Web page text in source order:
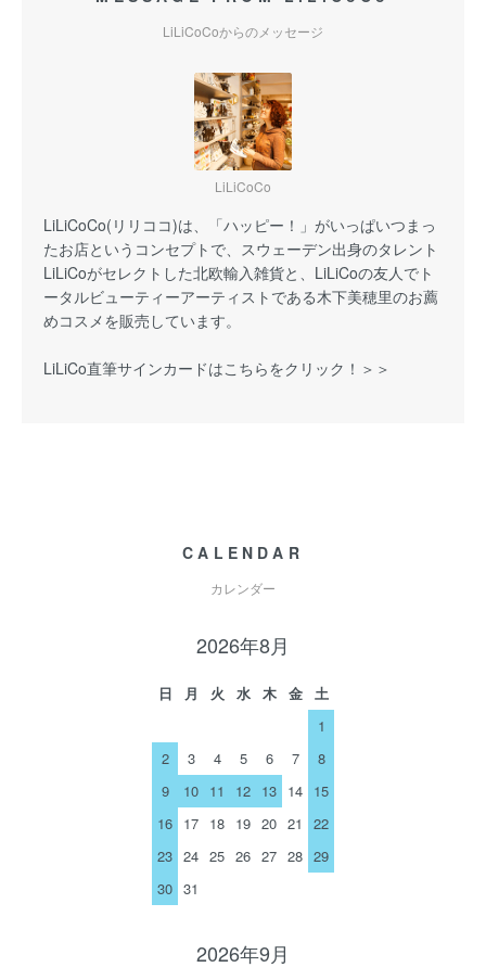
LiLiCoCoからのメッセージ
LiLiCoCo
LiLiCoCo(リリココ)は、「ハッピー！」がいっぱいつまっ
たお店というコンセプトで、スウェーデン出身のタレント
LiLiCoがセレクトした北欧輸入雑貨と、LiLiCoの友人でト
ータルビューティーアーティストである木下美穂里のお薦
めコスメを販売しています。
LiLiCo直筆サインカードはこちらをクリック！＞＞
CALENDAR
カレンダー
2026年8月
日 月 火 水 木 金
土
1
2
3 4 5 6 7
8
9
10 11 12 13 14 15
16 17 18 19 20 21
22
23 24 25 26 27 28 29
30 31
2026年9月